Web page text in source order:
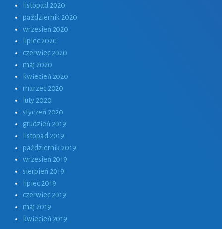
listopad 2020
październik 2020
wrzesień 2020
lipiec 2020
czerwiec 2020
maj 2020
kwiecień 2020
marzec 2020
luty 2020
styczeń 2020
grudzień 2019
listopad 2019
październik 2019
wrzesień 2019
sierpień 2019
lipiec 2019
czerwiec 2019
maj 2019
kwiecień 2019